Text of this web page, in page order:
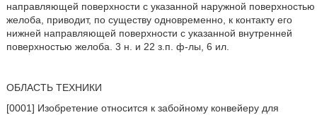
направляющей поверхности с указанной наружной поверхностью
желоба, приводит, по существу одновременно, к контакту его
нижней направляющей поверхности с указанной внутренней
поверхностью желоба. 3 н. и 22 з.п. ф-лы, 6 ил.
ОБЛАСТЬ ТЕХНИКИ
[0001] Изобретение относится к забойному конвейеру для